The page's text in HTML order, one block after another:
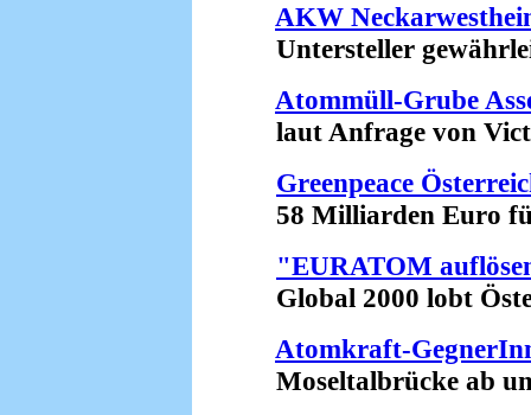
AKW
Untersteller
Atommüll-Grube
laut Anfrage von
Greenpeace
58 Milliarden Euro für
"EURATOM
Global 2000 lobt
Atomkraft-
Moseltalbrücke ab